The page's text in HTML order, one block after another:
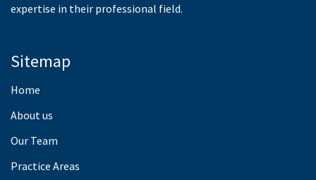
expertise in their professional field.
Sitemap
Home
About us
Our Team
Practice Areas